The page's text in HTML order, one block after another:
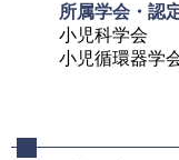
所属学会・認
小児科学会
小児循環器学